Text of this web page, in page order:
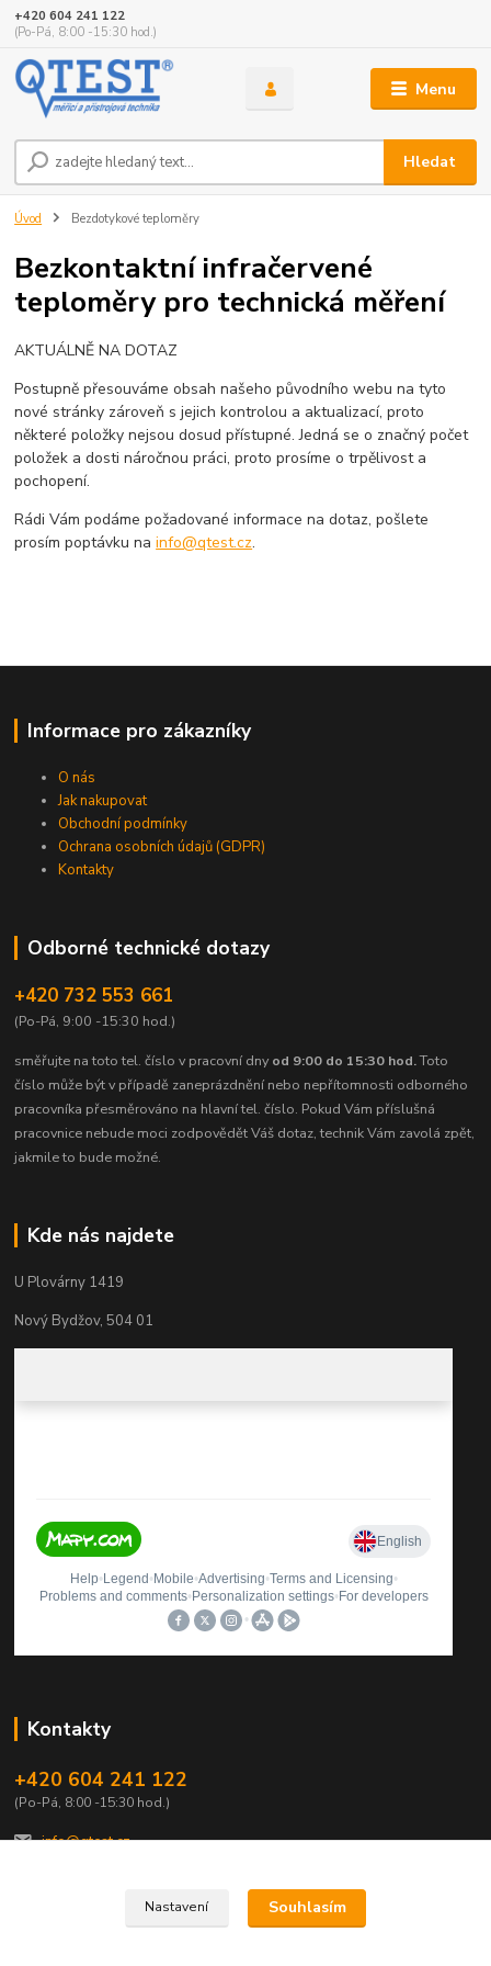
Menu
Hledat
+420 604 241 122
(Po-Pá, 8:00 -15:30 hod.)
Úvod Bezdotykové teploměry
Bezkontaktní infračervené
teploměry pro technická měření
AKTUÁLNĚ NA DOTAZ
Postupně přesouváme obsah našeho původního webu na tyto
nové stránky zároveň s jejich kontrolou a aktualizací, proto
některé položky nejsou dosud přístupné. Jedná se o značný počet
položek a dosti náročnou práci, proto prosíme o trpělivost a
pochopení.
Rádi Vám podáme požadované informace na dotaz, pošlete
prosím poptávku nainfo@qtest.cz.
Informace pro zákazníky
O nás
Jak nakupovat
Obchodní podmínky
Ochrana osobních údajů (GDPR)
Kontakty
Odborné technické dotazy
+420 732 553 661
(Po-Pá, 9:00 -15:30 hod.)
směřujte na toto tel. číslo v pracovní dny od 9:00 do 15:30 hod.Toto
číslo může být v případě zaneprázdnění nebo nepřítomnosti odborného
pracovníka přesměrováno na hlavní tel. číslo. Pokud Vám příslušná
pracovnice nebude moci zodpovědět Váš dotaz, technik Vám zavolá zpět,
jakmile to bude možné.
Kde nás najdete
U Plovárny 1419
Nový Bydžov, 504 01
Kontakty
+420 604 241 122
(Po-Pá, 8:00 -15:30 hod.)
info@qtest.cz
Nastavení Souhlasím